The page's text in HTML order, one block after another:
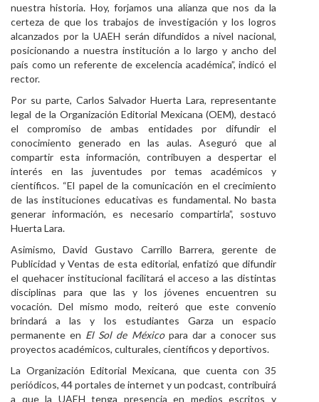
nuestra historia. Hoy, forjamos una alianza que nos da la
certeza de que los trabajos de investigación y los logros
alcanzados por la UAEH serán difundidos a nivel nacional,
posicionando a nuestra institución a lo largo y ancho del
país como un referente de excelencia académica”, indicó el
rector.
Por su parte, Carlos Salvador Huerta Lara, representante
legal de la Organización Editorial Mexicana (OEM), destacó
el compromiso de ambas entidades por difundir el
conocimiento generado en las aulas. Aseguró que al
compartir esta información, contribuyen a despertar el
interés en las juventudes por temas académicos y
científicos. “El papel de la comunicación en el crecimiento
de las instituciones educativas es fundamental. No basta
generar información, es necesario compartirla”, sostuvo
Huerta Lara.
Asimismo, David Gustavo Carrillo Barrera, gerente de
Publicidad y Ventas de esta editorial, enfatizó que difundir
el quehacer institucional facilitará el acceso a las distintas
disciplinas para que las y los jóvenes encuentren su
vocación. Del mismo modo, reiteró que este convenio
brindará a las y los estudiantes Garza un espacio
permanente en El Sol de Méxicopara dar a conocer sus
proyectos académicos, culturales, científicos y deportivos.
La Organización Editorial Mexicana, que cuenta con 35
periódicos, 44 portales de internet y un podcast, contribuirá
a que la UAEH tenga presencia en medios escritos y